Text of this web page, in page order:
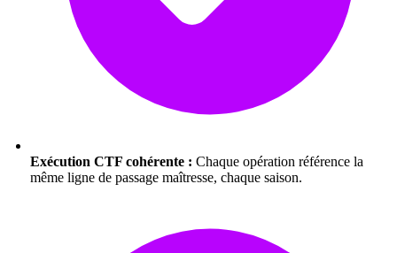
Exécution CTF cohérente : Chaque opération référence la
même ligne de passage maîtresse, chaque saison.